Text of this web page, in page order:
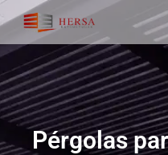
al
contenido
Pérgolas